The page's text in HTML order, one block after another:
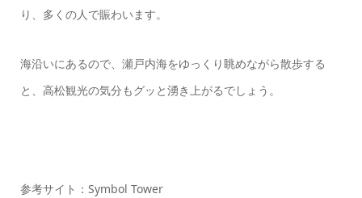
り、多くの人で賑わいます。
海沿いにあるので、瀬戸内海をゆっくり眺めながら散歩する
と、高松観光の気分もグッと湧き上がるでしょう。
参考サイト：Symbol Tower